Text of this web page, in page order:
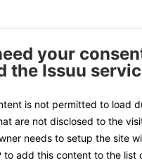
your
the Issuu
is not permitted to load
are not disclosed to the
needs to setup the site
to add this content to the list